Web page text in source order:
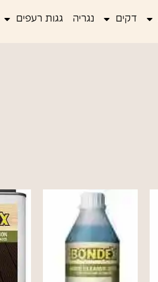
דקים נגריה גגות רעפים